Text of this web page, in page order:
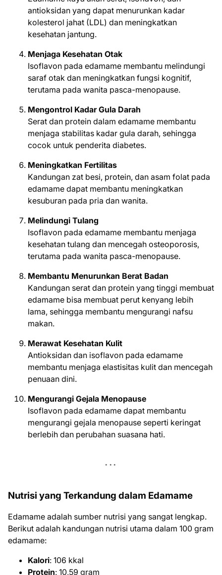
antioksidan yang dapat menurunkan kadar
kolesterol jahat (LDL) dan meningkatkan
kesehatan jantung.
Menjaga Kesehatan Otak
Isoflavon pada edamame membantu melindungi
saraf otak dan meningkatkan fungsi kognitif,
terutama pada wanita pasca-menopause.
Mengontrol Kadar Gula Darah
Serat dan protein dalam edamame membantu
menjaga stabilitas kadar gula darah, sehingga
cocok untuk penderita diabetes.
Meningkatkan Fertilitas
Kandungan zat besi, protein, dan asam folat pada
edamame dapat membantu meningkatkan
kesuburan pada pria dan wanita.
Melindungi Tulang
Isoflavon pada edamame membantu menjaga
kesehatan tulang dan mencegah osteoporosis,
terutama pada wanita pasca-menopause.
Membantu Menurunkan Berat Badan
Kandungan serat dan protein yang tinggi membuat
edamame bisa membuat perut kenyang lebih
lama, sehingga membantu mengurangi nafsu
makan.
Merawat Kesehatan Kulit
Antioksidan dan isoflavon pada edamame
membantu menjaga elastisitas kulit dan mencegah
penuaan dini.
Mengurangi Gejala Menopause
Isoflavon pada edamame dapat membantu
mengurangi gejala menopause seperti keringat
berlebih dan perubahan suasana hati.
Nutrisi yang Terkandung dalam Edamame
Edamame adalah sumber nutrisi yang sangat lengkap.
Berikut adalah kandungan nutrisi utama dalam 100 gram
edamame:
Kalori: 106 kkal
Protein: 10,59 gram